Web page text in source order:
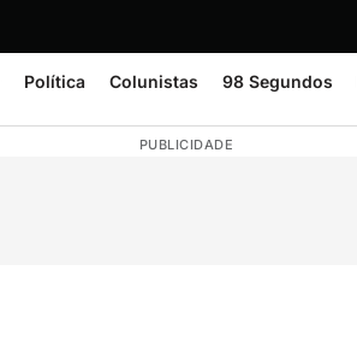
Política Colunistas 98 Segundos
PUBLICIDADE